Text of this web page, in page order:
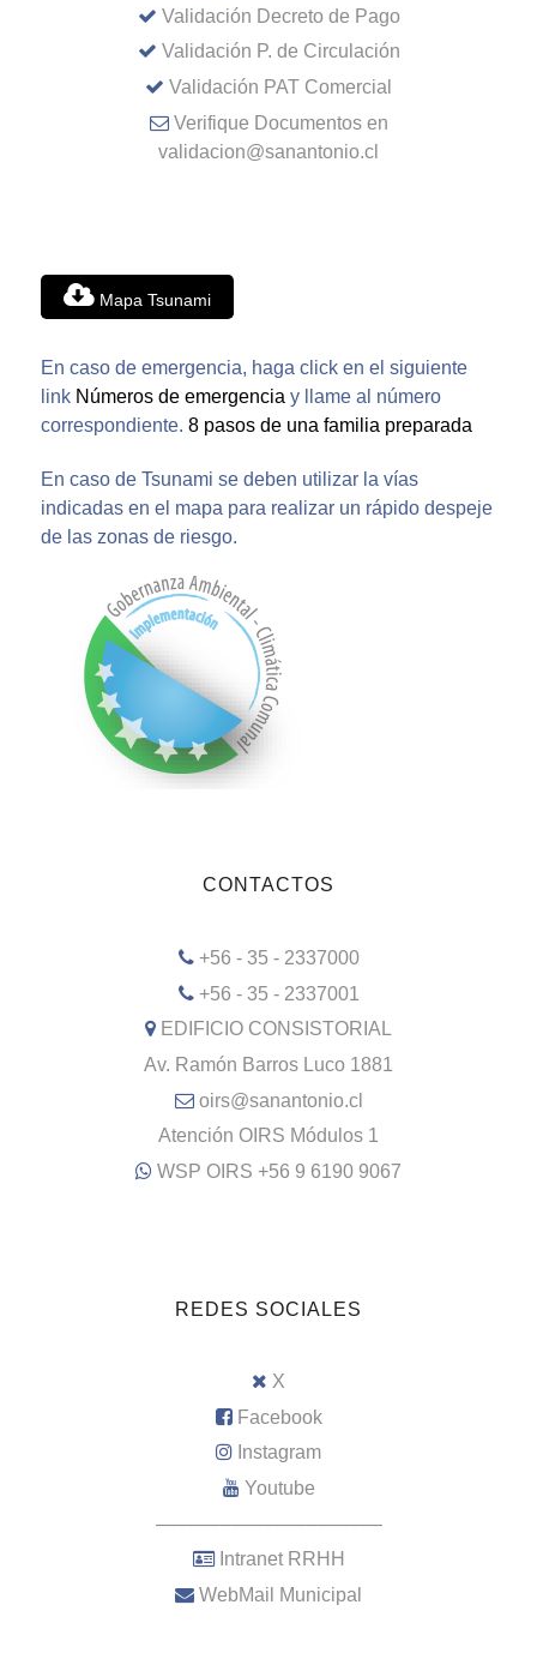
Validación Decreto de Pago
Validación P. de Circulación
Validación PAT Comercial
Verifique Documentos en
validacion@sanantonio.cl
Mapa Tsunami
En caso de emergencia, haga click en el siguiente
link Números de emergencia y llame al número
correspondiente. 8 pasos de una familia preparada
En caso de Tsunami se deben utilizar la vías
indicadas en el mapa para realizar un rápido despeje
de las zonas de riesgo.
CONTACTOS
+56 - 35 - 2337000
+56 - 35 - 2337001
EDIFICIO CONSISTORIAL
Av. Ramón Barros Luco 1881
oirs@sanantonio.cl
Atención OIRS Módulos 1
WSP OIRS +56 9 6190 9067
REDES SOCIALES
X
Facebook
Instagram
Youtube
–––––––––––––––––––––
Intranet RRHH
WebMail Municipal